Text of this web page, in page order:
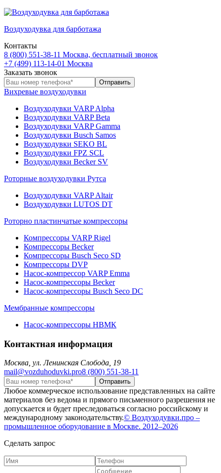
Воздуходувка для барботажа
Контакты
8 (800) 551-38-11 Москва, бесплатный звонок
+7 (499) 113-14-01 Москва
Заказать звонок
Вихревые воздуходувки
Воздуходувки VARP Alpha
Воздуходувки VARP Beta
Воздуходувки VARP Gamma
Воздуходувки Busch Samos
Воздуходувки SEKO BL
Воздуходувки FPZ SCL
Воздуходувки Becker SV
Роторные воздуходувки Рутса
Воздуходувки VARP Altair
Воздуходувки LUTOS DT
Роторно пластинчатые компрессоры
Компрессоры VARP Rigel
Компрессоры Becker
Компрессоры Busch Seco SD
Компрессоры DVP
Насос-компрессор VARP Emma
Насос-компрессоры Becker
Насос-компрессоры Busch Seco DC
Мембранные компрессоры
Насос-компрессоры НВМК
Контактная информация
Москва, ул. Ленинская Слобода, 19
mail@vozduhoduvki.pro8 (800) 551-38-11
Любое коммерческое использование представленных на сайте
материалов без ведома и прямого письменного разрешения не
допускается и будет преследоваться согласно российскому и
международному законодательству.© Воздуходувки.про –
промышленное оборудование в Москве. 2012–2026
Сделать запрос